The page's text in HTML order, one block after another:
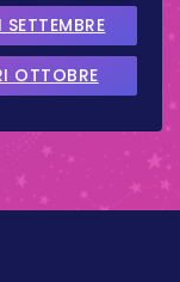
OTTOBRE